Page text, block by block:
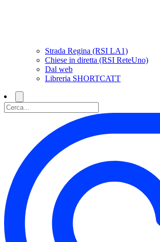
Strada Regina (RSI LA1)
Chiese in diretta (RSI ReteUno)
Dal web
Libreria SHORTCATT